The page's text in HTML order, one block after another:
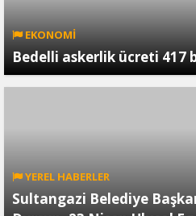
EKONOMİ
Bedelli askerlik ücreti 417
YEREL HABERLER
Sultangazi Belediye